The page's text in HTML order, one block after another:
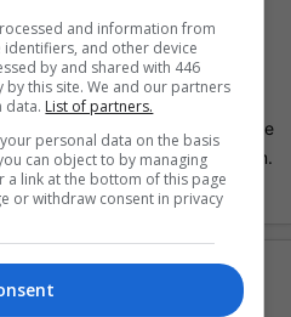
torto, caido pra direita,
no forum :
showthread.php?
para resolver, se era defeito de
se foi algum erro na montagem.
abraço.
em foruns e num deles vi o
and information from
and other device
by and shared with 446
this site. We and our partners
data. List of partners.
personal data on the basis
can object to by managing
link at the bottom of this page
or withdraw consent in privacy